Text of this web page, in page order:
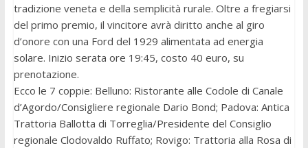
tradizione veneta e della semplicità rurale. Oltre a fregiarsi
del primo premio, il vincitore avrà diritto anche al giro
d’onore con una Ford del 1929 alimentata ad energia
solare. Inizio serata ore 19:45, costo 40 euro, su
prenotazione.
Ecco le 7 coppie: Belluno: Ristorante alle Codole di Canale
d’Agordo/Consigliere regionale Dario Bond; Padova: Antica
Trattoria Ballotta di Torreglia/Presidente del Consiglio
regionale Clodovaldo Ruffato; Rovigo: Trattoria alla Rosa di